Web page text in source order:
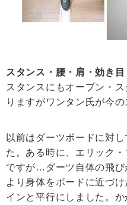
スタンス・腰・肩・効き目
スタンスにもオープン・
りますがワンタン氏が今
以前はダーツボードに対
た。ある時に、エリック
ですが…ダーツ自体の飛び
より身体をボードに近づ
インと平行にしました。